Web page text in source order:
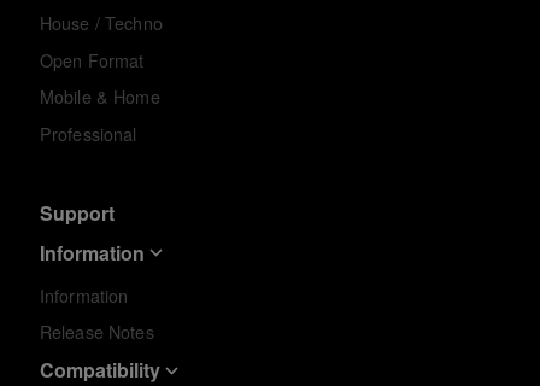
House / Techno
Open Format
Mobile & Home
Professional
Support
Information
Information
Release Notes
Compatibility